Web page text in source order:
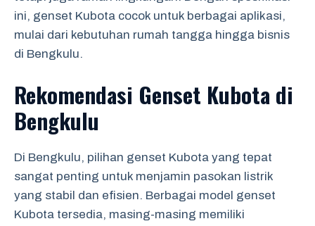
ini, genset Kubota cocok untuk berbagai aplikasi,
mulai dari kebutuhan rumah tangga hingga bisnis
di Bengkulu.
Rekomendasi Genset Kubota di
Bengkulu
Di Bengkulu, pilihan genset Kubota yang tepat
sangat penting untuk menjamin pasokan listrik
yang stabil dan efisien. Berbagai model genset
Kubota tersedia, masing-masing memiliki